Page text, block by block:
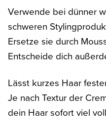
Verwende bei dünner
schweren
Ersetze sie durch
Entscheide dich
Lässt kurzes Haar
Je nach Textur der
dein Haar sofort viel